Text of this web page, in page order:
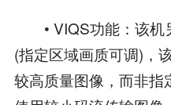
• VIQS功能：该机
(指定区域画质可调)，
较高质量图像，而非